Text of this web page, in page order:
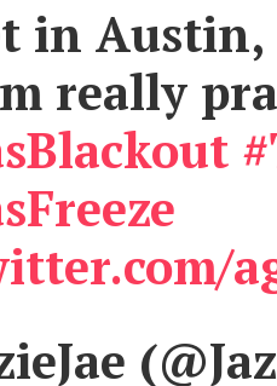
in Austin,
really